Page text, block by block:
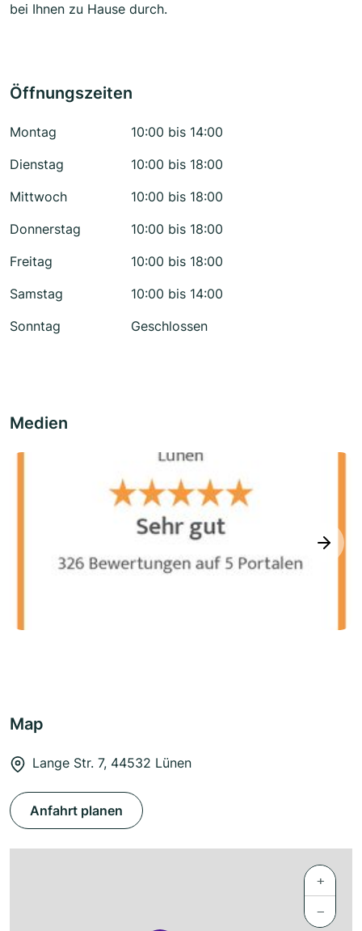
bei Ihnen zu Hause durch.
Öffnungszeiten
Montag
10:00 bis 14:00
Dienstag
10:00 bis 18:00
Mittwoch
10:00 bis 18:00
Donnerstag
10:00 bis 18:00
Freitag
10:00 bis 18:00
Samstag
10:00 bis 14:00
Sonntag
Geschlossen
Medien
next
Map
Lange Str. 7, 44532 Lünen
Anfahrt planen
+
−